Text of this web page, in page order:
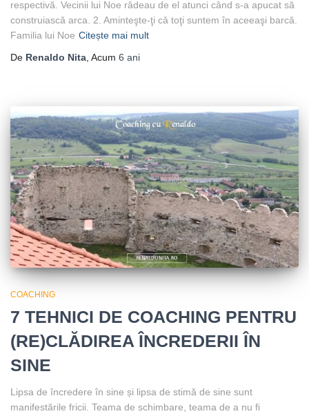
respectivă. Vecinii lui Noe râdeau de el atunci când s-a apucat să
construiască arca. 2. Aminteşte-ţi cǎ toţi suntem în aceeaşi barcǎ.
Familia lui Noe Citește mai mult
De Renaldo Nita , Acum 6 ani
COACHING
7 TEHNICI DE COACHING PENTRU
(RE)CLĂDIREA ÎNCREDERII ÎN
SINE
Lipsa de încredere în sine și lipsa de stimă de sine sunt
manifestările fricii. Teama de schimbare, teama de a nu fi